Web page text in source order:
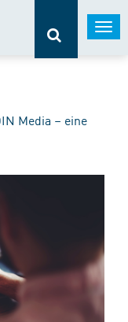
Media – eine